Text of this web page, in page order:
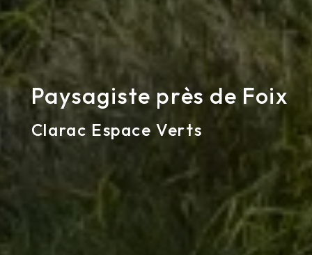
Paysagiste près de Foix
Clarac Espace Verts